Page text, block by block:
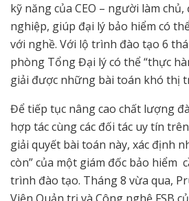
kỹ năng của CEO – người làm
nghiệp, giúp đại lý bảo hiểm có
với nghề. Với lộ trình đào tạo 6
phòng Tổng Đại lý có thể “thực
giải được những bài toán khó thị
Để tiếp tục nâng cao chất lượng
hợp tác cùng các đối tác uy tín
giải quyết bài toán này, xác định
còn” của một giám đốc bảo hiểm
trình đào tạo. Tháng 8 vừa qua,